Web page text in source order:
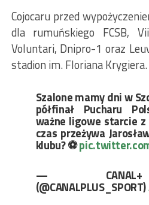
Cojocaru przed
dla rumuńskiego FCSB,
Voluntari, Dnipro-1 oraz
stadion im. Floriana Krygiera.
Szalone mamy dni w
półfinał Pucharu
ważne ligowe starcie
czas przeżywa
klubu? ⚽
—
(@CANALPLUS_SPORT)